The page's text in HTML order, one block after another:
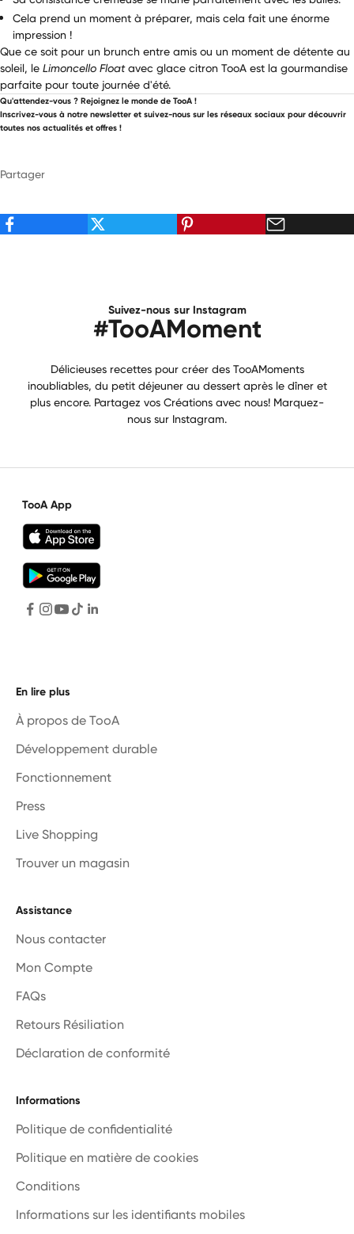
Cela prend un moment à préparer, mais cela fait une énorme
impression !
Que ce soit pour un brunch entre amis ou un moment de détente au
soleil, le Limoncello Floatavec glace citron TooA est la gourmandise
parfaite pour toute journée d'été.
Qu'attendez-vous ? Rejoignez le monde de TooA !
Inscrivez-vous à notre newsletter et suivez-nous sur les réseaux sociaux pour découvrir
toutes nos actualités et offres !
Partager
Suivez-nous sur Instagram
#TooAMoment
Délicieuses recettes pour créer des TooAMoments
inoubliables, du petit déjeuner au dessert après le dîner et
plus encore. Partagez vos Créations avec nous! Marquez-
nous sur Instagram.
TooA App
En lire plus
À propos de TooA
Développement durable
Fonctionnement
Press
Live Shopping
Trouver un magasin
Assistance
Nous contacter
Mon Compte
FAQs
Retours Résiliation
Déclaration de conformité
Informations
Politique de confidentialité
Politique en matière de cookies
Conditions
Informations sur les identifiants mobiles